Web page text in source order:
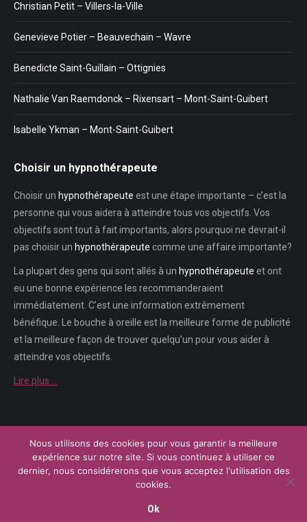
Christian Petit – Villers-la-Ville
Genevieve Potier – Beauvechain – Wavre
Benedicte Saint-Guillain – Ottignies
Nathalie Van Raemdonck – Rixensart – Mont-Saint-Guibert
Isabelle Ykman – Mont-Saint-Guibert
Choisir un hypnothérapeute
Choisir un hypnothérapeute est une étape importante – c’est la
personne qui vous aidera à atteindre tous vos objectifs. Vos
objectifs sont tout à fait importants, alors pourquoi ne devrait-il
pas choisir un hypnothérapeute comme une affaire importante?
La plupart des gens qui sont allés à un hypnothérapeute et ont
eu une bonne expérience les recommanderaient
immédiatement. C’est une information extrêmement
bénéfique. Le bouche à oreille est la meilleure forme de publicité
et la meilleure façon de trouver quelqu’un pour vous aider à
atteindre vos objectifs.
Lire plus …
Menu
Copyright © 2026Plateforme de l'Hypnose Brabant Wallon.Tous droits
réservés.
Privium – Des services qui soutiennent vos soins. Pour
psychologues, psychotherapeutes et hypnotherapeutes.
Nous utilisons des cookies pour vous garantir la meilleure
expérience sur notre site. Si vous continuez à utiliser ce
dernier, nous considérerons que vous acceptez l'utilisation des
cookies.
Ok